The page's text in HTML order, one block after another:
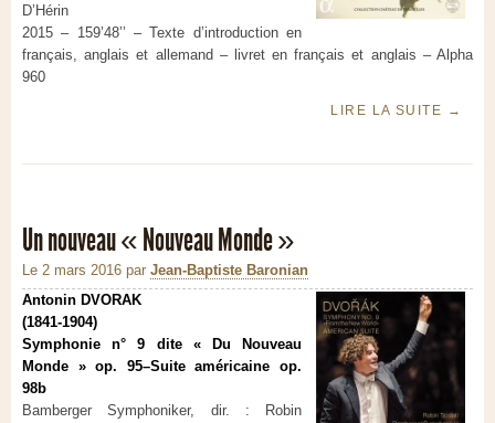
D’Hérin
2015 – 159’48’’ – Texte d’introduction en
français, anglais et allemand – livret en français et anglais – Alpha
960
LIRE LA SUITE →
Un nouveau « Nouveau Monde »
Le 2 mars 2016 par Jean-Baptiste Baronian
Antonin DVORAK
(1841-1904)
Symphonie n° 9 dite « Du Nouveau
Monde » op. 95–Suite américaine op.
98b
Bamberger Symphoniker, dir. : Robin